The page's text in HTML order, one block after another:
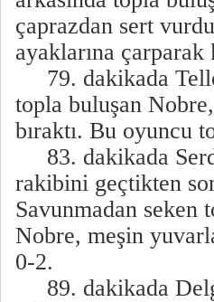
çaprazdan sert
ayaklarına
79. dakikada
topla buluşan
bıraktı. Bu oyuncu
83. dakikada
rakibini geçtikten
Savunmadan seken
Nobre, meşin
0-2.
89. dakikada